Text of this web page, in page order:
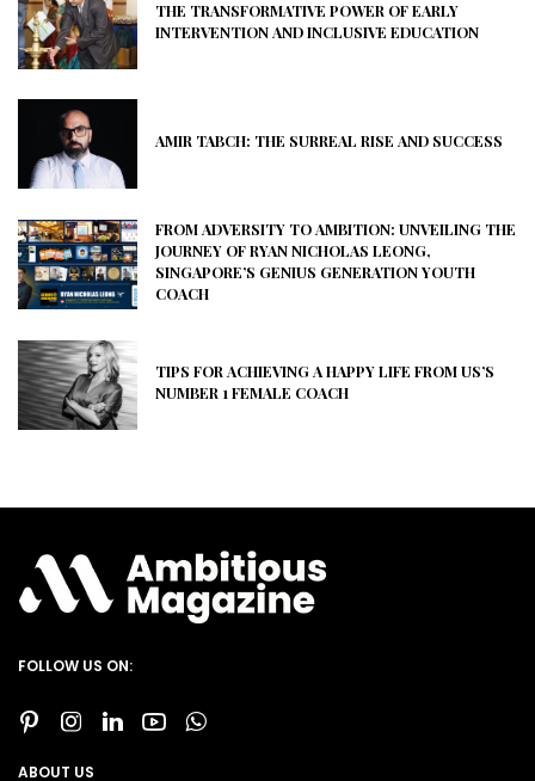
THE TRANSFORMATIVE POWER OF EARLY
INTERVENTION AND INCLUSIVE EDUCATION
AMIR TABCH: THE SURREAL RISE AND SUCCESS
FROM ADVERSITY TO AMBITION: UNVEILING THE
JOURNEY OF RYAN NICHOLAS LEONG,
SINGAPORE’S GENIUS GENERATION YOUTH
COACH
TIPS FOR ACHIEVING A HAPPY LIFE FROM US’S
NUMBER 1 FEMALE COACH
FOLLOW US ON:
ABOUT US